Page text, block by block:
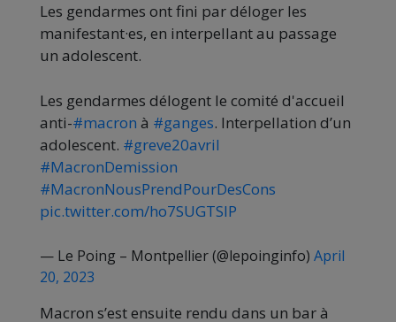
Les gendarmes ont fini par déloger les
manifestant·es, en interpellant au passage
un adolescent.
Les gendarmes délogent le comité d'accueil
anti-#macron à #ganges. Interpellation d’un
adolescent. #greve20avril
#MacronDemission
#MacronNousPrendPourDesCons
pic.twitter.com/ho7SUGTSIP
— Le Poing – Montpellier (@lepoinginfo) April
20, 2023
Macron s’est ensuite rendu dans un bar à